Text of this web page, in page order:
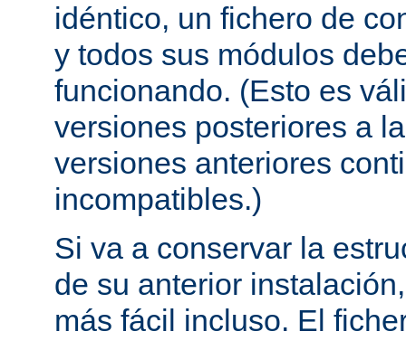
idéntico, un fichero de
y todos sus módulos
funcionando. (Esto es
versiones posteriores a
versiones anteriores
incompatibles.)
Si va a conservar la
de su anterior
más fácil incluso. El